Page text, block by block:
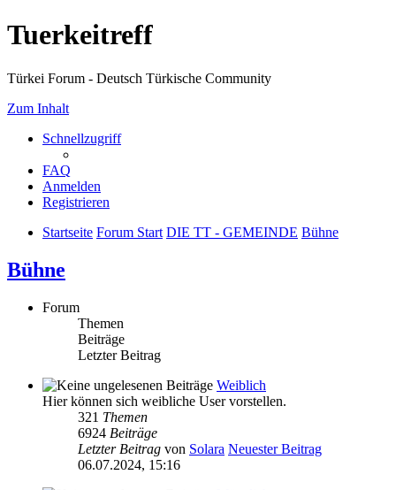
Tuerkeitreff
Türkei Forum - Deutsch Türkische Community
Zum Inhalt
Schnellzugriff
FAQ
Anmelden
Registrieren
Startseite Forum Start DIE TT - GEMEINDE Bühne
Bühne
Forum
Themen
Beiträge
Letzter Beitrag
Weiblich
Hier können sich weibliche User vorstellen.
321 Themen
6924 Beiträge
Letzter Beitrag von Solara Neuester Beitrag
06.07.2024, 15:16